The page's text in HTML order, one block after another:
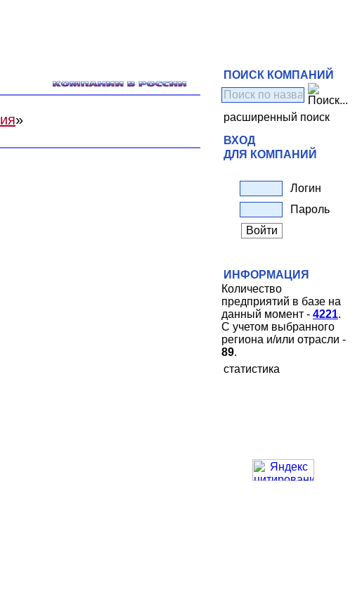
»
ПОИСК КОМПАНИЙ
расширенный поиск
ВХОД
ДЛЯ КОМПАНИЙ
Логин
Пароль
ИНФОРМАЦИЯ
Количество
предприятий в базе на
данный момент - 4221.
С учетом выбранного
региона и/или отрасли -
89.
статистика